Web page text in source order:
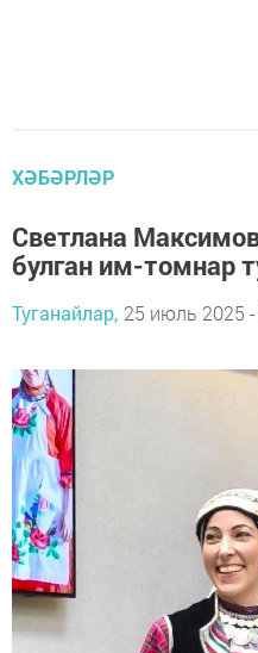
ХӘБӘРЛӘР
Светлана
булган им-томнар
Туганайлар, 25 июль 2025